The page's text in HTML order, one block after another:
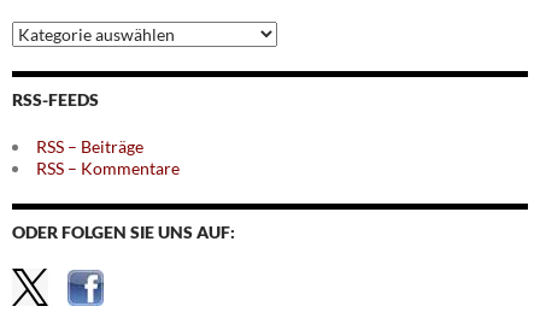
Archiv
nach
Themen
RSS-FEEDS
RSS – Beiträge
RSS – Kommentare
ODER FOLGEN SIE UNS AUF: